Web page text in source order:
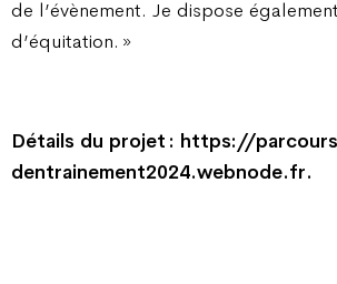
de l’évènement. Je dispose
d’équitation. »
Détails du projet : https://
dentrainement2024.webnode.fr.